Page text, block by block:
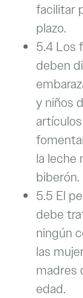
facilitar
plazo.
5.4 Los
deben
y niños
la leche
biberón.
5.5 El
debe
ningún
las
madres
edad.